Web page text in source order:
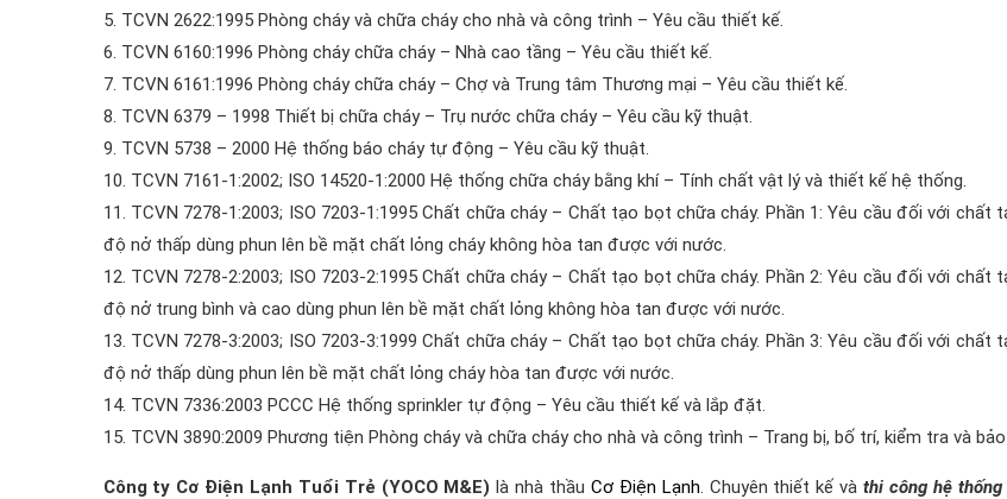
5. TCVN 2622:1995 Phòng cháy và chữa cháy cho nhà và công trình – Yêu cầu thiết kế.
6. TCVN 6160:1996 Phòng cháy chữa cháy – Nhà cao tầng – Yêu cầu thiết kế.
7. TCVN 6161:1996 Phòng cháy chữa cháy – Chợ và Trung tâm Thương mại – Yêu cầu thiết kế.
8. TCVN 6379 – 1998 Thiết bị chữa cháy – Trụ nước chữa cháy – Yêu cầu kỹ thuật.
9. TCVN 5738 – 2000 Hệ thống báo cháy tự động – Yêu cầu kỹ thuật.
10. TCVN 7161-1:2002; ISO 14520-1:2000 Hệ thống chữa cháy bằng khí – Tính chất vật lý và thiết kế hệ thống.
11. TCVN 7278-1:2003; ISO 7203-1:1995 Chất chữa cháy – Chất tạo bọt chữa cháy. Phần 1: Yêu cầu đối với chất
độ nở thấp dùng phun lên bề mặt chất lỏng cháy không hòa tan được với nước.
12. TCVN 7278-2:2003; ISO 7203-2:1995 Chất chữa cháy – Chất tạo bọt chữa cháy. Phần 2: Yêu cầu đối với chất
độ nở trung bình và cao dùng phun lên bề mặt chất lỏng không hòa tan được với nước.
13. TCVN 7278-3:2003; ISO 7203-3:1999 Chất chữa cháy – Chất tạo bọt chữa cháy. Phần 3: Yêu cầu đối với chất
độ nở thấp dùng phun lên bề mặt chất lỏng cháy hòa tan được với nước.
14. TCVN 7336:2003 PCCC Hệ thống sprinkler tự động – Yêu cầu thiết kế và lắp đặt.
15. TCVN 3890:2009 Phương tiện Phòng cháy và chữa cháy cho nhà và công trình – Trang bị, bố trí, kiểm tra và
Công ty Cơ Điện Lạnh Tuổi Trẻ (YOCO M&E) là nhà thầu Cơ Điện Lạnh. Chuyên thiết kế vàthi công hệ thống